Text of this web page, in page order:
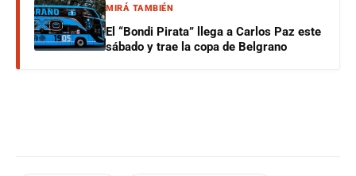
MIRÁ TAMBIÉN
El “Bondi Pirata” llega a Carlos Paz este
sábado y trae la copa de Belgrano